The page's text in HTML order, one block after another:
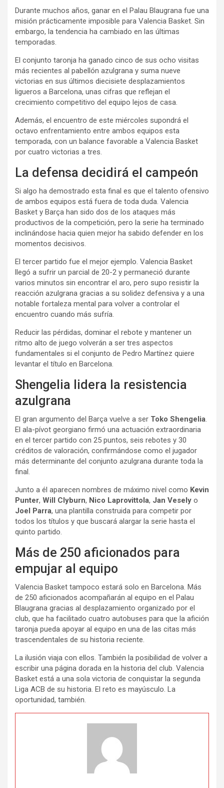
Durante muchos años, ganar en el Palau Blaugrana fue una
misión prácticamente imposible para Valencia Basket. Sin
embargo, la tendencia ha cambiado en las últimas
temporadas.
El conjunto taronja ha ganado cinco de sus ocho visitas
más recientes al pabellón azulgrana y suma nueve
victorias en sus últimos diecisiete desplazamientos
ligueros a Barcelona, unas cifras que reflejan el
crecimiento competitivo del equipo lejos de casa.
Además, el encuentro de este miércoles supondrá el
octavo enfrentamiento entre ambos equipos esta
temporada, con un balance favorable a Valencia Basket
por cuatro victorias a tres.
La defensa decidirá el campeón
Si algo ha demostrado esta final es que el talento ofensivo
de ambos equipos está fuera de toda duda. Valencia
Basket y Barça han sido dos de los ataques más
productivos de la competición, pero la serie ha terminado
inclinándose hacia quien mejor ha sabido defender en los
momentos decisivos.
El tercer partido fue el mejor ejemplo. Valencia Basket
llegó a sufrir un parcial de 20-2 y permaneció durante
varios minutos sin encontrar el aro, pero supo resistir la
reacción azulgrana gracias a su solidez defensiva y a una
notable fortaleza mental para volver a controlar el
encuentro cuando más sufría.
Reducir las pérdidas, dominar el rebote y mantener un
ritmo alto de juego volverán a ser tres aspectos
fundamentales si el conjunto de Pedro Martínez quiere
levantar el título en Barcelona.
Shengelia lidera la resistencia
azulgrana
El gran argumento del Barça vuelve a ser Toko Shengelia.
El ala-pívot georgiano firmó una actuación extraordinaria
en el tercer partido con 25 puntos, seis rebotes y 30
créditos de valoración, confirmándose como el jugador
más determinante del conjunto azulgrana durante toda la
final.
Junto a él aparecen nombres de máximo nivel como Kevin
Punter, Will Clyburn, Nico Laprovittola, Jan Vesely o
Joel Parra, una plantilla construida para competir por
todos los títulos y que buscará alargar la serie hasta el
quinto partido.
Más de 250 aficionados para
empujar al equipo
Valencia Basket tampoco estará solo en Barcelona. Más
de 250 aficionados acompañarán al equipo en el Palau
Blaugrana gracias al desplazamiento organizado por el
club, que ha facilitado cuatro autobuses para que la afición
taronja pueda apoyar al equipo en una de las citas más
trascendentales de su historia reciente.
La ilusión viaja con ellos. También la posibilidad de volver a
escribir una página dorada en la historia del club. Valencia
Basket está a una sola victoria de conquistar la segunda
Liga ACB de su historia. El reto es mayúsculo. La
oportunidad, también.